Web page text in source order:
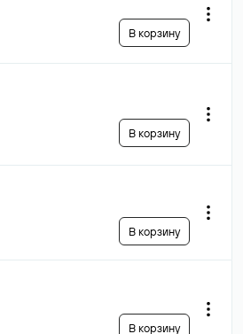
В корзину
В корзину
В корзину
В корзину